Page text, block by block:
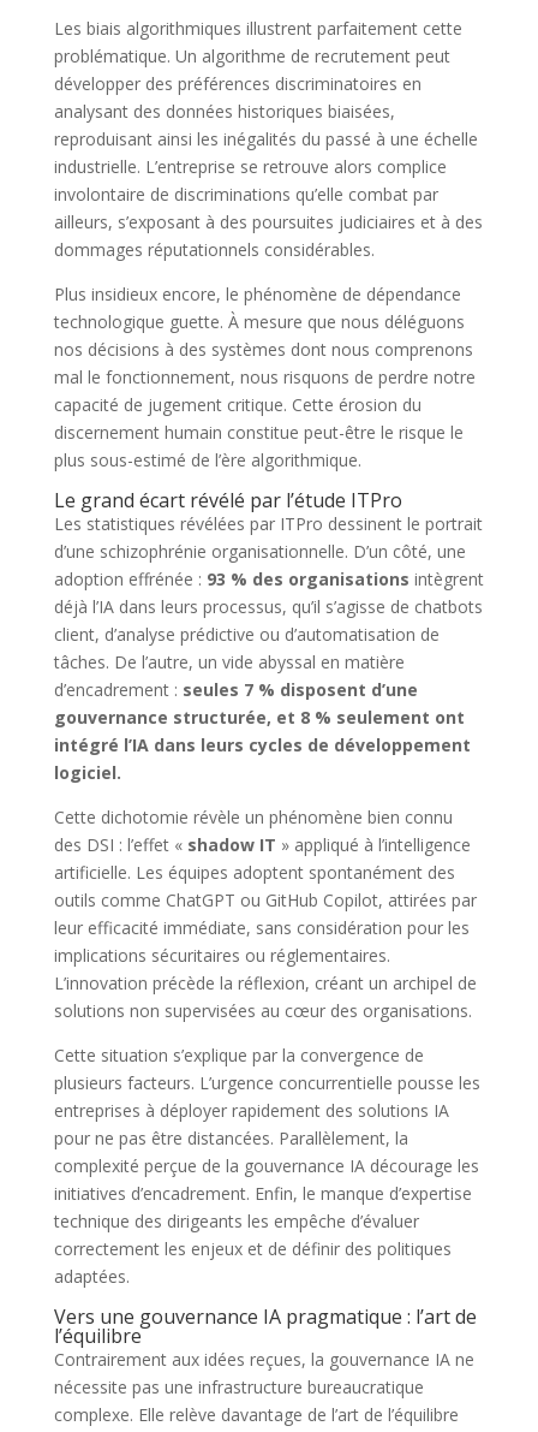
Les biais algorithmiques illustrent parfaitement cette
problématique. Un algorithme de recrutement peut
développer des préférences discriminatoires en
analysant des données historiques biaisées,
reproduisant ainsi les inégalités du passé à une échelle
industrielle. L’entreprise se retrouve alors complice
involontaire de discriminations qu’elle combat par
ailleurs, s’exposant à des poursuites judiciaires et à des
dommages réputationnels considérables.
Plus insidieux encore, le phénomène de dépendance
technologique guette. À mesure que nous déléguons
nos décisions à des systèmes dont nous comprenons
mal le fonctionnement, nous risquons de perdre notre
capacité de jugement critique. Cette érosion du
discernement humain constitue peut-être le risque le
plus sous-estimé de l’ère algorithmique.
Le grand écart révélé par l’étude ITPro
Les statistiques révélées par ITPro dessinent le portrait
d’une schizophrénie organisationnelle. D’un côté, une
adoption effrénée : 93 % des organisations intègrent
déjà l’IA dans leurs processus, qu’il s’agisse de chatbots
client, d’analyse prédictive ou d’automatisation de
tâches. De l’autre, un vide abyssal en matière
d’encadrement : seules 7 % disposent d’une
gouvernance structurée, et 8 % seulement ont
intégré l’IA dans leurs cycles de développement
logiciel.
Cette dichotomie révèle un phénomène bien connu
des DSI : l’effet « shadow IT » appliqué à l’intelligence
artificielle. Les équipes adoptent spontanément des
outils comme ChatGPT ou GitHub Copilot, attirées par
leur efficacité immédiate, sans considération pour les
implications sécuritaires ou réglementaires.
L’innovation précède la réflexion, créant un archipel de
solutions non supervisées au cœur des organisations.
Cette situation s’explique par la convergence de
plusieurs facteurs. L’urgence concurrentielle pousse les
entreprises à déployer rapidement des solutions IA
pour ne pas être distancées. Parallèlement, la
complexité perçue de la gouvernance IA décourage les
initiatives d’encadrement. Enfin, le manque d’expertise
technique des dirigeants les empêche d’évaluer
correctement les enjeux et de définir des politiques
adaptées.
Vers une gouvernance IA pragmatique : l’art de
l’équilibre
Contrairement aux idées reçues, la gouvernance IA ne
nécessite pas une infrastructure bureaucratique
complexe. Elle relève davantage de l’art de l’équilibre